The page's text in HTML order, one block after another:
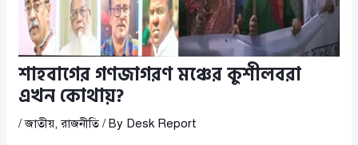
শাহবাগের গণজাগরণ মঞ্চের কুশীলবরা
এখন কোথায়?
/জাতীয়,রাজনীতি/ By Desk Report